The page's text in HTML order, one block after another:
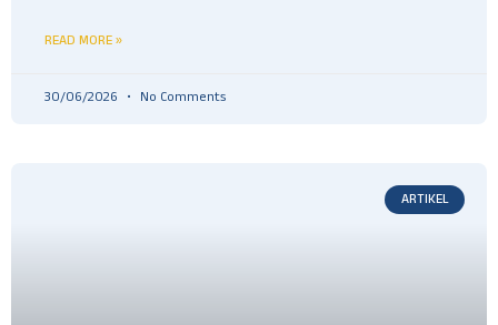
READ MORE »
30/06/2026 No Comments
ARTIKEL